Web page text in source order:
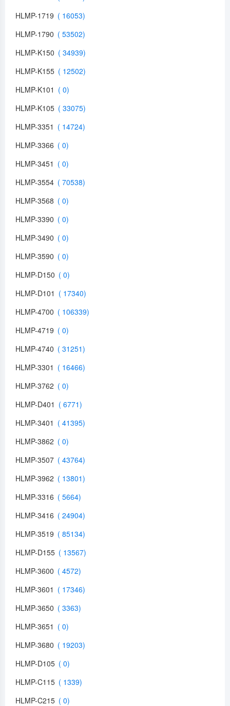
HLMP-1719
HLMP-1790
HLMP-K150
HLMP-K155
HLMP-K101
HLMP-K105
HLMP-3351
HLMP-3366
HLMP-3451
HLMP-3554
HLMP-3568
HLMP-3390
HLMP-3490
HLMP-3590
HLMP-D150
HLMP-D101
HLMP-4700
HLMP-4719
HLMP-4740
HLMP-3301
HLMP-3762
HLMP-D401
HLMP-3401
HLMP-3862
HLMP-3507
HLMP-3962
HLMP-3316
HLMP-3416
HLMP-3519
HLMP-D155
HLMP-3600
HLMP-3601
HLMP-3650
HLMP-3651
HLMP-3680
HLMP-D105
HLMP-C115
HLMP-C215